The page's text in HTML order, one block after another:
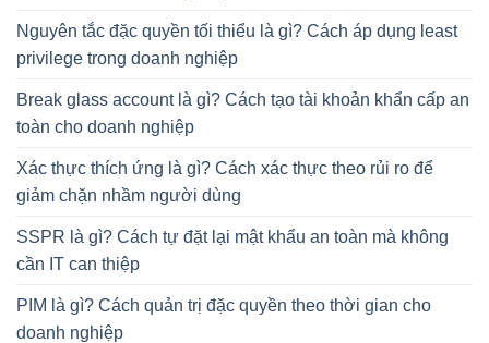
Nguyên tắc đặc quyền tối thiểu là gì? Cách áp dụng least
privilege trong doanh nghiệp
Break glass account là gì? Cách tạo tài khoản khẩn cấp an
toàn cho doanh nghiệp
Xác thực thích ứng là gì? Cách xác thực theo rủi ro để
giảm chặn nhầm người dùng
SSPR là gì? Cách tự đặt lại mật khẩu an toàn mà không
cần IT can thiệp
PIM là gì? Cách quản trị đặc quyền theo thời gian cho
doanh nghiệp